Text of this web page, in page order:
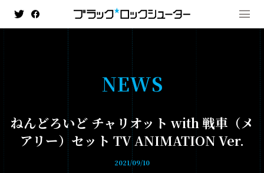
MENU
NEWS
HISTORY
NEWS
ねんどろいど チャリオット with 戦車（メ
アリー）セット TV ANIMATION Ver.
2021/09/10